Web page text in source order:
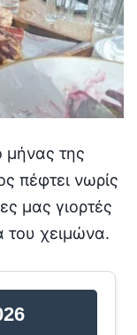
μήνας της
πέφτει νωρίς
μας γιορτές
του χειμώνα.